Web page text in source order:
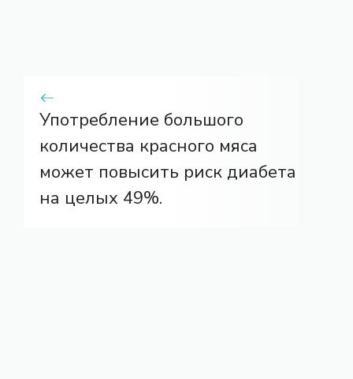
Употребление большого
количества красного мяса
может повысить риск диабета
на целых 49%.